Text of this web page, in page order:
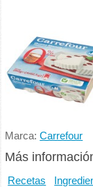
Marca:Carrefour
Más
Recetas